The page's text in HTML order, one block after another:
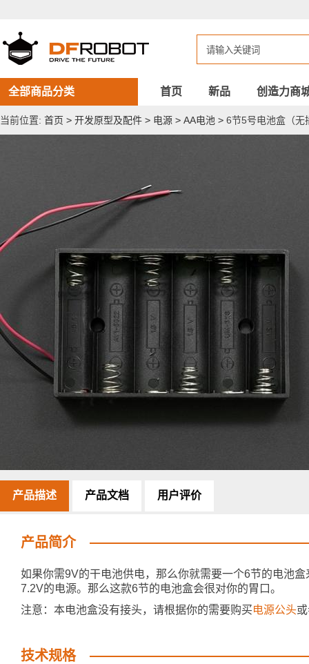
号
电
池
盒
（无
插
头）
全部商品分类 首页 新品 创造力商
当前位置: 首页 > 开发原型及配件 > 电源 > AA电池 > 6节5号电池盒（无
产品描述 产品文档 用户评价
产品简介
如果你需9V的干电池供电，那么你就需要一个6节的电池
7.2V的电源。那么这款6节的电池盒会很对你的胃口。
注意：本电池盒没有接头，请根据你的需要购买电源公头
技术规格